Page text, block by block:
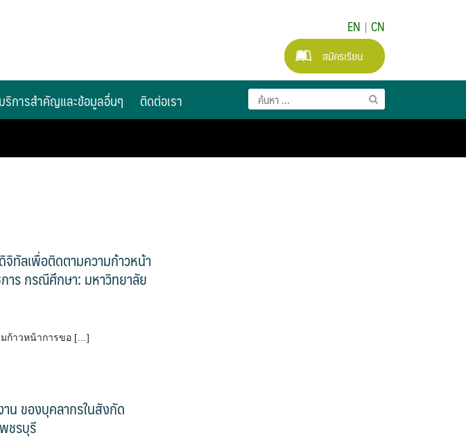
EN | CN
สมัครเรียน
บริการสำคัญและข้อมูลอื่นๆ ติดต่อเรา
ทัลเพื่อติดตามความก้าวหน้า
าร กรณีศึกษา: มหาวิทยาลัย
ก้าวหน้าการขอ […]
น ของบุคลากรในสังกัด
ชรบุรี